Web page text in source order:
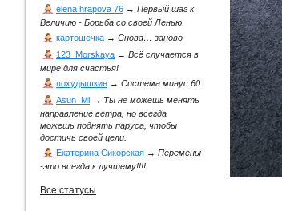
elena hrapova 76 → Первый шаг к
Величию - Борьба со своей Ленью
картошечка → Снова… заново
123_Morskaya → Всё случается в
мире для счастья!
похудышкин → Система минус 60
Asun_Mi → Ты не можешь менять
направление ветра, но всегда
можешь поднять паруса, чтобы
достичь своей цели.
Екатерина Сикорская → Перемены
-это всегда к лучшему!!!!
Все статусы